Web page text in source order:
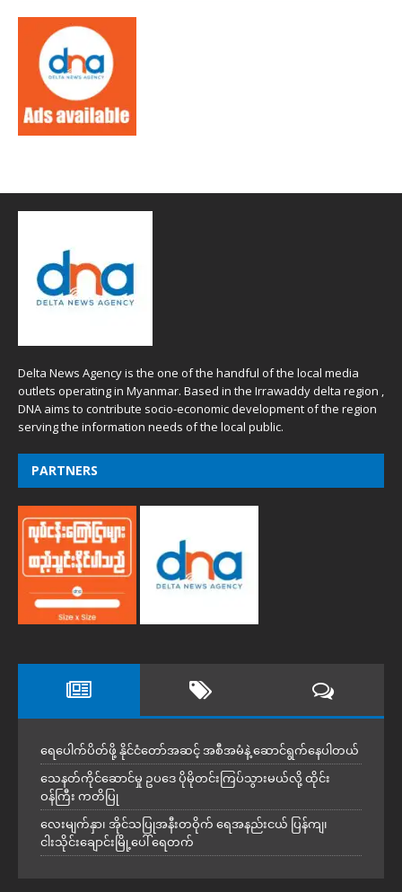
Delta News Agency is the one of the handful of the local media
outlets operating in Myanmar. Based in the Irrawaddy delta region ,
DNA aims to contribute socio-economic development of the region
serving the information needs of the local public.
PARTNERS
ရေပေါက်ပိတ်ဖို့ နိုင်ငံတော်အဆင့် အစီအမံနဲ့ ဆောင်ရွက်နေပါတယ်
သေနတ်ကိုင်ဆောင်မှု ဥပဒေ ပိုမိုတင်းကြပ်သွားမယ်လို့ ထိုင်း
ဝန်ကြီး ကတိပြု
လေးမျက်နှာ၊ အိုင်သပြုအနီးတဝိုက် ရေအနည်းငယ် ပြန်ကျ၊
ငါးသိုင်းချောင်းမြို့ပေါ် ရေတက်